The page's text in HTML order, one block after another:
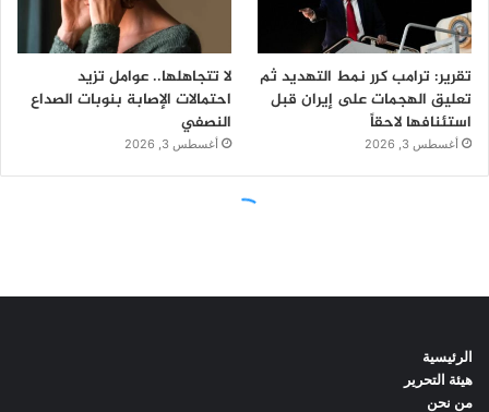
الرئيسية
هيئة التحرير
من نحن